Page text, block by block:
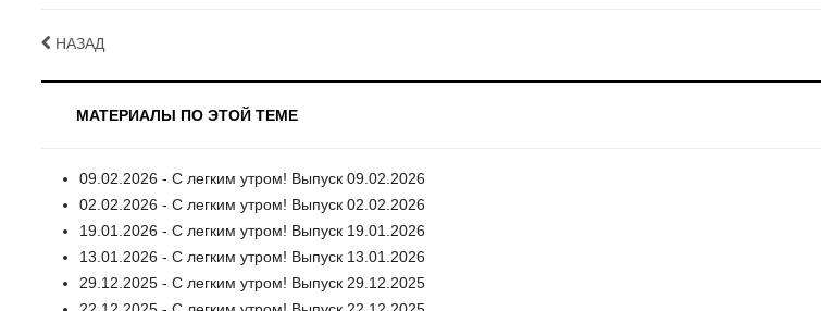
НАЗАД
МАТЕРИАЛЫ ПО ЭТОЙ ТЕМЕ
09.02.2026 - С легким утром! Выпуск 09.02.2026
02.02.2026 - С легким утром! Выпуск 02.02.2026
19.01.2026 - С легким утром! Выпуск 19.01.2026
13.01.2026 - С легким утром! Выпуск 13.01.2026
29.12.2025 - С легким утром! Выпуск 29.12.2025